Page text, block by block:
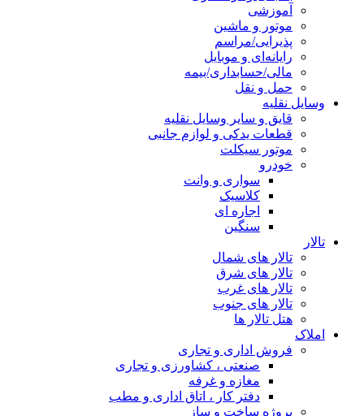
آموزشی
موتور و ماشین
پذیرایی/مراسم
رایانه‌ای و موبایل
مالی/حسابداری/بیمه
حمل و نقل
وسایل نقلیه
قایق و سایر وسایل نقلیه
قطعات یدکی و لوازم جانبی
موتور سیکلت
خودرو
سواری و وانت
کلاسیک
اجاره ای
سنگین
تالار
تالار های شمال
تالار های شرق
تالار های غرب
تالار های جنوب
هتل تالار ها
املاک
فروش اداری و تجاری
صنعتی ، کشاورزی و تجاری
مغازه و غرفه
دفتر کار ، اتاق اداری و مطب
پروژه ساخت و ساز